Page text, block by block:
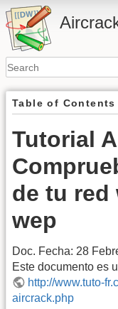
Table of Contents
Tutorial
de tu red
wep
Doc. Fecha: 28
Este documento es
http://www.tuto-
aircrack.php